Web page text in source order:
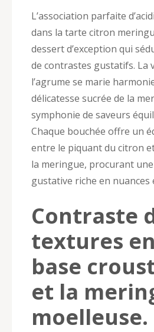
L’association parfaite
dans la tarte citron
dessert d’exception qui
de contrastes gustatifs. La
l’agrume se marie
délicatesse sucrée de la
symphonie de saveurs
Chaque bouchée offre un
entre le piquant du citron
la meringue, procurant
gustative riche en nuances
Contraste
textures
base
et la
moelleuse.